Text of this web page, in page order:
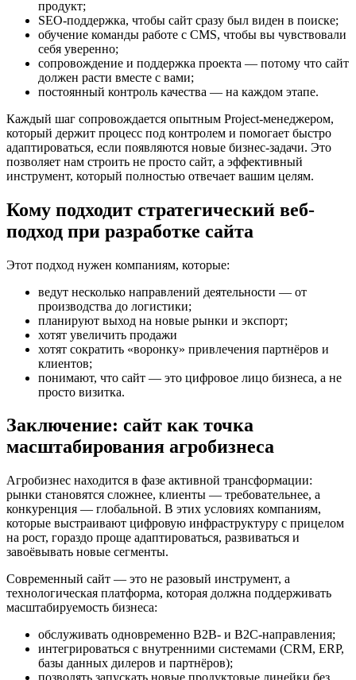
продукт;
SEO-поддержка, чтобы сайт сразу был виден в поиске;
обучение команды работе с CMS, чтобы вы чувствовали
себя уверенно;
сопровождение и поддержка проекта — потому что сайт
должен расти вместе с вами;
постоянный контроль качества — на каждом этапе.
Каждый шаг сопровождается опытным Project-менеджером,
который держит процесс под контролем и помогает быстро
адаптироваться, если появляются новые бизнес-задачи. Это
позволяет нам строить не просто сайт, а эффективный
инструмент, который полностью отвечает вашим целям.
Кому подходит стратегический веб-
подход при разработке сайта
Этот подход нужен компаниям, которые:
ведут несколько направлений деятельности — от
производства до логистики;
планируют выход на новые рынки и экспорт;
хотят увеличить продажи
хотят сократить «воронку» привлечения партнёров и
клиентов;
понимают, что сайт — это цифровое лицо бизнеса, а не
просто визитка.
Заключение: сайт как точка
масштабирования агробизнеса
Агробизнес находится в фазе активной трансформации:
рынки становятся сложнее, клиенты — требовательнее, а
конкуренция — глобальной. В этих условиях компаниям,
которые выстраивают цифровую инфраструктуру с прицелом
на рост, гораздо проще адаптироваться, развиваться и
завоёвывать новые сегменты.
Современный сайт — это не разовый инструмент, а
технологическая платформа, которая должна поддерживать
масштабируемость бизнеса:
обслуживать одновременно B2B- и B2C-направления;
интегрироваться с внутренними системами (CRM, ERP,
базы данных дилеров и партнёров);